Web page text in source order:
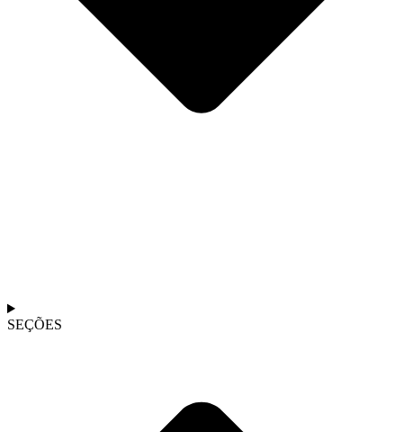
SEÇÕES